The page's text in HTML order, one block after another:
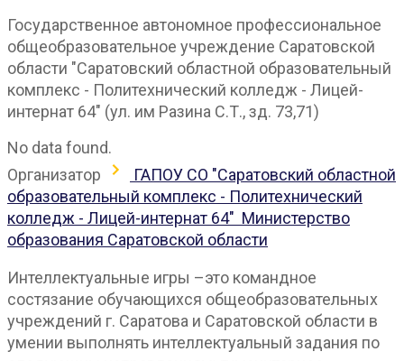
Государственное автономное профессиональное
общеобразовательное учреждение Саратовской
области "Саратовский областной образовательный
комплекс - Политехнический колледж - Лицей-
интернат 64" (ул. им Разина С.Т., зд. 73,71)
No data found.
Организатор
ГАПОУ СО "Саратовский областной
образовательный комплекс - Политехнический
колледж - Лицей-интернат 64" Министерство
образования Саратовской области
Интеллектуальные игры –это командное
состязание обучающихся общеобразовательных
учреждений г. Саратова и Саратовской области в
умении выполнять интеллектуальный задания по